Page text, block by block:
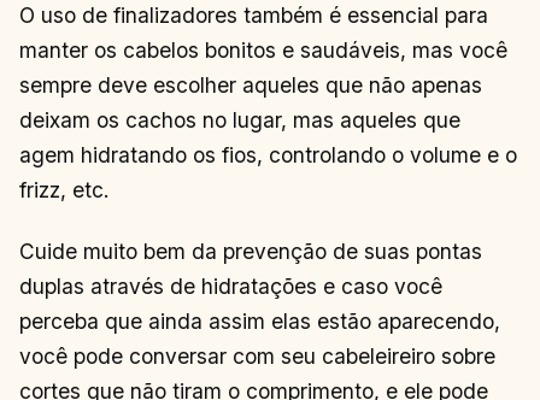
O uso de finalizadores também é essencial para
manter os cabelos bonitos e saudáveis, mas você
sempre deve escolher aqueles que não apenas
deixam os cachos no lugar, mas aqueles que
agem hidratando os fios, controlando o volume e o
frizz, etc.
Cuide muito bem da prevenção de suas pontas
duplas através de hidratações e caso você
perceba que ainda assim elas estão aparecendo,
você pode conversar com seu cabeleireiro sobre
cortes que não tiram o comprimento, e ele pode